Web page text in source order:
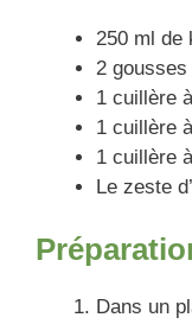
250 ml de
2 gousses
1 cuillère
1 cuillère
1 cuillère
Le zeste
Dans un